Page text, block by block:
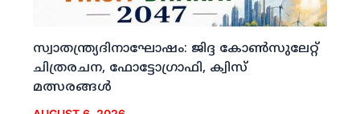
സ്വാതന്ത്ര്യദിനാഘോഷം: ജിദ്ദ കോണ്‍സുലേറ്റ്
ചിത്രരചന, ഫോട്ടോഗ്രാഫി, ക്വിസ്
മത്സരങ്ങള്‍